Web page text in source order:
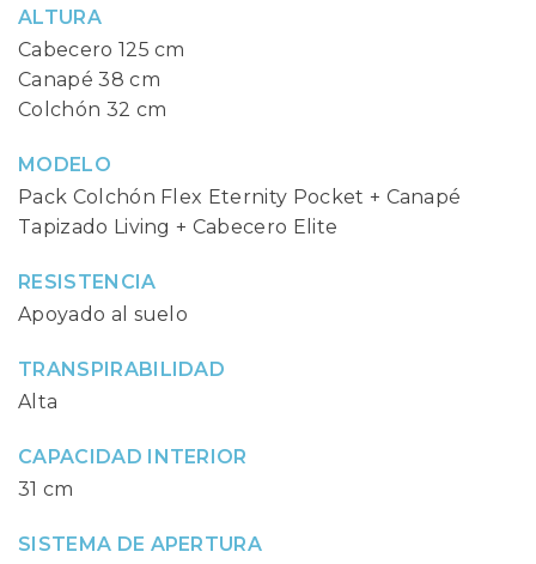
ALTURA
Cabecero 125 cm
Canapé 38 cm
Colchón 32 cm
MODELO
Pack Colchón Flex Eternity Pocket + Canapé
Tapizado Living + Cabecero Elite
RESISTENCIA
Apoyado al suelo
TRANSPIRABILIDAD
Alta
CAPACIDAD INTERIOR
31 cm
SISTEMA DE APERTURA